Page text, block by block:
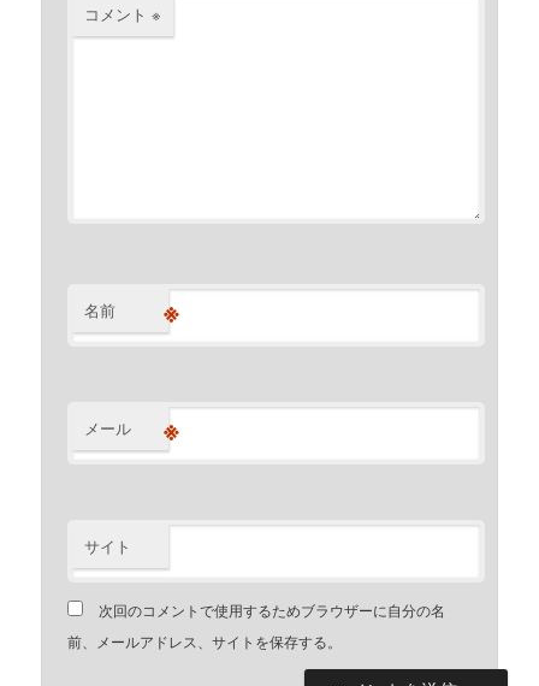
コメント※
名前 ※
メール ※
サイト
次回のコメントで使用するためブラウザーに自分の名
前、メールアドレス、サイトを保存する。